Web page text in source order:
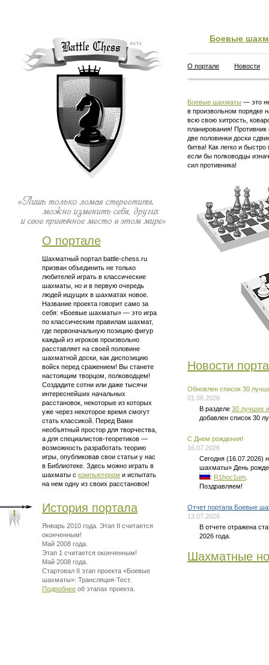
О портале
Шахматный портал battle-chess.ru
призван объединить не только
любителей играть в классические
шахматы, но и в первую очередь
людей ищущих в шахматах новое.
Название проекта говорит само за
себя: «Боевые шахматы» — это игра
по классическим правилам шахмат,
где первоначальную позицию фигур
каждый из игроков произвольно
расставляет на своей половине
шахматной доски, как диспозицию
войск перед сражением! Вы станете
настоящим творцом, полководцем!
Создадите сотни или даже тысячи
интереснейших начальных
расстановок, некоторые из которых
уже через некоторое время смогут
стать классикой. Перед Вами
необъятный простор для творчества,
а для специалистов-теоретиков —
возможность разработать теорию
игры, опубликовав свои статьи у нас
в Библиотеке. Здесь можно играть в
шахматы с компьютером и испытать
на нем одну из своих расстановок!
История портала
Январь 2010 года. Этап II считается
оконченным!
Май 2008 года.
Этап 1 считается оконченным!
Май 2008 года.
Стартовал II этап проекта «Боевые
шахматы»: Трансляция-Тест.
Подробнее об этапах проекта.
Боевые
О портале Новости
Боевые шахматы — это
в произвольном порядке
всю свою хитрость,
планирования!
две половинки доски
битва! Как легко и
если бы полководцы
сил противника!
Новости
Обновлен список 30
01.08.2026
В разделе 30 лучших
добавлен список 30
C Днем рождения!
16.07.2026
Сегодня (16.07.2026)
шахматы» День
: R1hoc1um
Поздравляем!
Отчет портала Боевые
13.07.2026
В отчете отражена
2026 года.
Шахматные